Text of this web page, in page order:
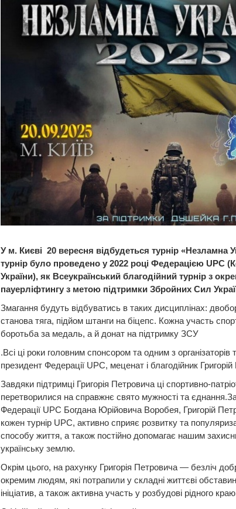
У м. Києві 20 вересня відбудеться турнір «Незламна
турнір було проведено у 2022 році Федерацією UPC
України), як Всеукраїнський благодійний турнір з
пауерліфтингу з метою підтримки Збройних Сил
Змагання будуть відбуватись в таких дисциплінах:
становa тяга, підйом штанги на біцепс. Кожна участь
боротьба за медаль, а й донат на підтримку ЗСУ
.Всі ці роки головним спонсором та одним з організаторів
президент Федерації UPC, меценат і благодійник
Завдяки підтримці Григорія Петровича ці спортивно-
перетворилися на справжнє свято мужності та
Федерації UPC Богдана Юрійовича Воробея, Григорій
кожен турнір UPC, активно сприяє розвитку та
способу життя, а також постійно допомагає нашим
українську землю.
Окрім цього, на рахунку Григорія Петровича — безліч
окремим людям, які потрапили у складні життєві
ініціатив, а також активна участь у розбудові рідного